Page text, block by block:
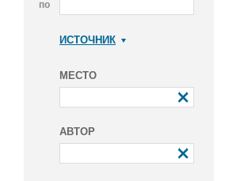
по
ИСТОЧНИК
МЕСТО
АВТОР